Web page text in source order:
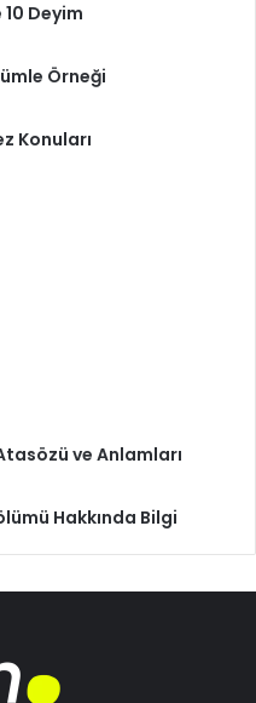
Deyim
Örneği
Konuları
ve Anlamları
Hakkında Bilgi